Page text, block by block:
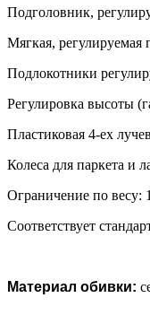
Подголовник,
Мягкая,
Подлокотники
Регулировка высоты
Пластиковая 4-ех
Колеса для паркета и
Ограничение по весу:
Соответствует
Материал обивки: